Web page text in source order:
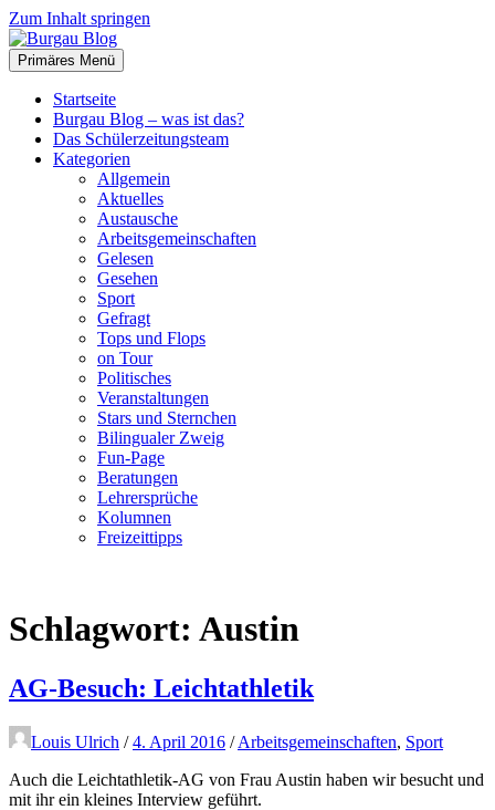
Zum Inhalt springen
Burgau Blog
…von Schülern für Schüler!
Primäres Menü
Startseite
Burgau Blog – was ist das?
Das Schülerzeitungsteam
Kategorien
Allgemein
Aktuelles
Austausche
Arbeitsgemeinschaften
Gelesen
Gesehen
Sport
Gefragt
Tops und Flops
on Tour
Politisches
Veranstaltungen
Stars und Sternchen
Bilingualer Zweig
Fun-Page
Beratungen
Lehrersprüche
Kolumnen
Freizeittipps
Schlagwort: Austin
AG-Besuch: Leichtathletik
Louis Ulrich / 4. April 2016 / Arbeitsgemeinschaften, Sport
Auch die Leichtathletik-AG von Frau Austin haben wir besucht und
mit ihr ein kleines Interview geführt.